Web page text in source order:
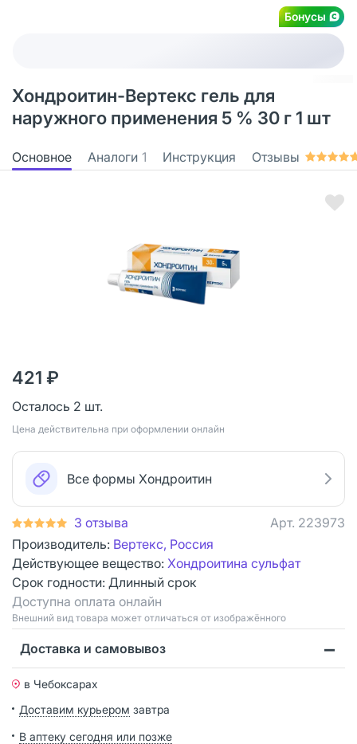
Бонусы
Хондроитин-Вертекс гель для
наружного применения 5 % 30 г 1 шт
Основное Аналоги 1 Инструкция Отзывы
421 ₽
Осталось 2 шт.
Цена действительна при оформлении онлайн
Все формы Хондроитин
3 отзыва Арт. 223973
Производитель: Вертекс, Россия
Действующее вещество: Хондроитина сульфат
Срок годности: Длинный срок
Доступна оплата онлайн
Bнешний вид товара может отличаться от изображённого
Доставка и самовывоз
в Чебоксарах
Доставим курьером завтра
В аптеку сегодня или позже